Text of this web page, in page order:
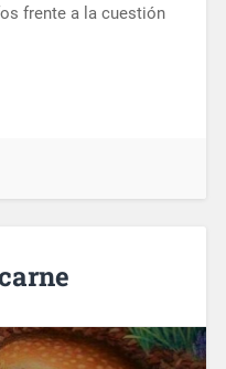
frente a la cuestión